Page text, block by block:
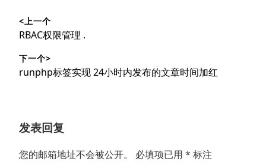
章
导
航
<上一个
上
文
章：
RBAC权限管理 .
下一个>
下
runphp标签实现 24小时内发布的文章时间加红
发表回复
您的邮箱地址不会被公开。 必填项已用 * 标注